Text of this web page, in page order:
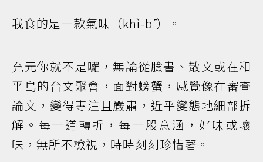
我食的是一款氣味（khì-bī）。
允元你就不是囉，無論從臉書、散文或在和
平島的台文聚會，面對螃蟹，感覺像在審查
論文，變得專注且嚴肅，近乎變態地細部拆
解。每一道轉折，每一股意涵，好味或壞
味，無所不檢視，時時刻刻珍惜著。